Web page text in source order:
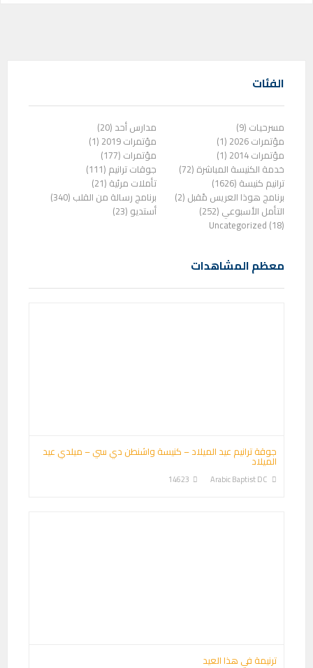
الفئات
مسرحيات (9)
مدارس أحد (20)
مؤتمرات 2026 (1)
مؤتمرات 2019 (1)
مؤتمرات 2014 (1)
مؤتمرات (177)
خدمة الكنيسة المباشرة (72)
جوقات ترانيم (111)
ترانيم كنيسة (1626)
تأملات مرئية (21)
برنامج هوذا العريس مًقبل (2)
برنامج رسالة من القلب (340)
التأمل الأسبوعي (252)
أستديو (23)
Uncategorized (18)
معظم المشاهدات
جوقة ترانيم عيد الميلاد – كنيسة واشنطن دي سي – ميلدي عيد
الميلاد
Arabic Baptist DC
14623
ترنيمة في هذا العيد